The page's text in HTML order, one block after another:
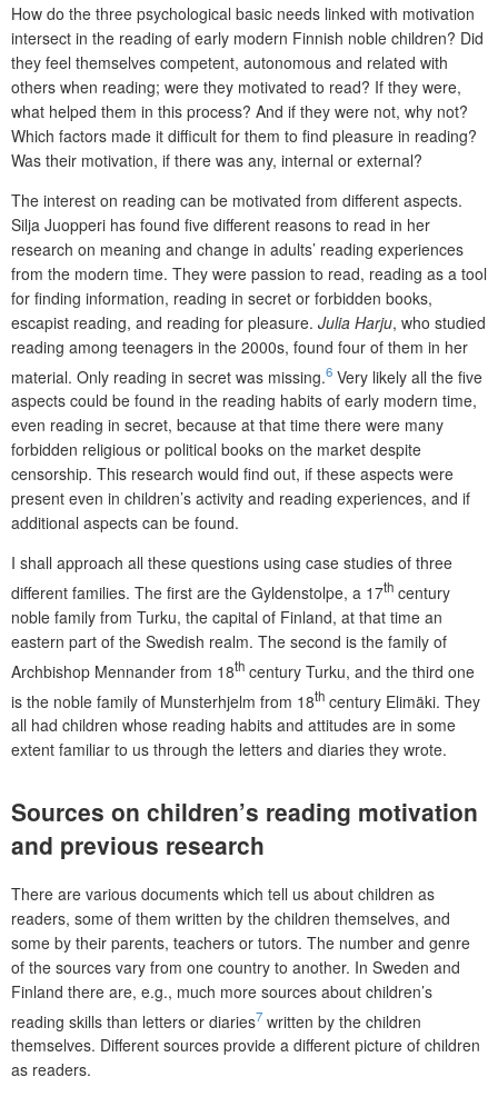
How do the three psychological basic needs linked with motivation
intersect in the reading of early modern Finnish noble children? Did
they feel themselves competent, autonomous and related with
others when reading; were they motivated to read? If they were,
what helped them in this process? And if they were not, why not?
Which factors made it difficult for them to find pleasure in reading?
Was their motivation, if there was any, internal or external?
The interest on reading can be motivated from different aspects.
Silja Juopperi has found five different reasons to read in her
research on meaning and change in adults’ reading experiences
from the modern time. They were passion to read, reading as a tool
for finding information, reading in secret or forbidden books,
escapist reading, and reading for pleasure. Julia Harju, who studied
reading among teenagers in the 2000s, found four of them in her
material. Only reading in secret was missing.6 Very likely all the five
aspects could be found in the reading habits of early modern time,
even reading in secret, because at that time there were many
forbidden religious or political books on the market despite
censorship. This research would find out, if these aspects were
present even in children’s activity and reading experiences, and if
additional aspects can be found.
I shall approach all these questions using case studies of three
different families. The first are the Gyldenstolpe, a 17th century
noble family from Turku, the capital of Finland, at that time an
eastern part of the Swedish realm. The second is the family of
Archbishop Mennander from 18th century Turku, and the third one
is the noble family of Munsterhjelm from 18th century Elimäki. They
all had children whose reading habits and attitudes are in some
extent familiar to us through the letters and diaries they wrote.
Sources on children’s reading motivation
and previous research
There are various documents which tell us about children as
readers, some of them written by the children themselves, and
some by their parents, teachers or tutors. The number and genre
of the sources vary from one country to another. In Sweden and
Finland there are, e.g., much more sources about children’s
reading skills than letters or diaries7 written by the children
themselves. Different sources provide a different picture of children
as readers.